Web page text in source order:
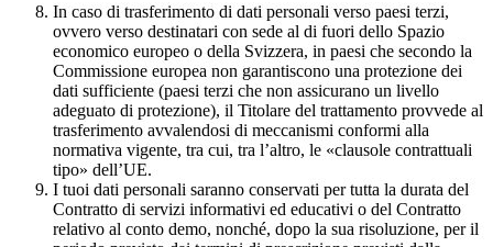
In caso di trasferimento di dati personali verso paesi terzi,
ovvero verso destinatari con sede al di fuori dello Spazio
economico europeo o della Svizzera, in paesi che secondo la
Commissione europea non garantiscono una protezione dei
dati sufficiente (paesi terzi che non assicurano un livello
adeguato di protezione), il Titolare del trattamento provvede al
trasferimento avvalendosi di meccanismi conformi alla
normativa vigente, tra cui, tra l’altro, le «clausole contrattuali
tipo» dell’UE.
I tuoi dati personali saranno conservati per tutta la durata del
Contratto di servizi informativi ed educativi o del Contratto
relativo al conto demo, nonché, dopo la sua risoluzione, per il